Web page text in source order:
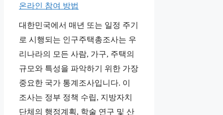
대한민국에서 매년 또는 일정 주기
로 시행되는 인구주택총조사는 우
리나라의 모든 사람, 가구, 주택의
규모와 특성을 파악하기 위한 가장
중요한 국가 통계조사입니다. 이
조사는 정부 정책 수립, 지방자치
단체의 행정계획, 학술 연구 및 산